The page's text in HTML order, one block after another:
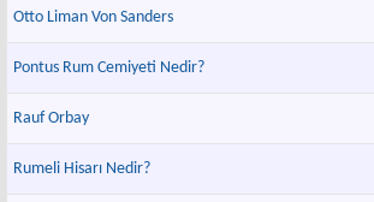
Otto Liman Von Sanders
Pontus Rum Cemiyeti Nedir?
Rauf Orbay
Rumeli Hisarı Nedir?